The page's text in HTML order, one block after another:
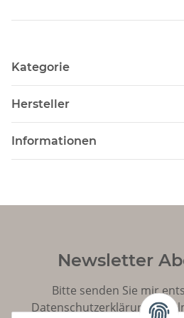
Kategorie
Hersteller
Informationen
Newsletter
Bitte senden Sie mir
Datenschutzerklärung